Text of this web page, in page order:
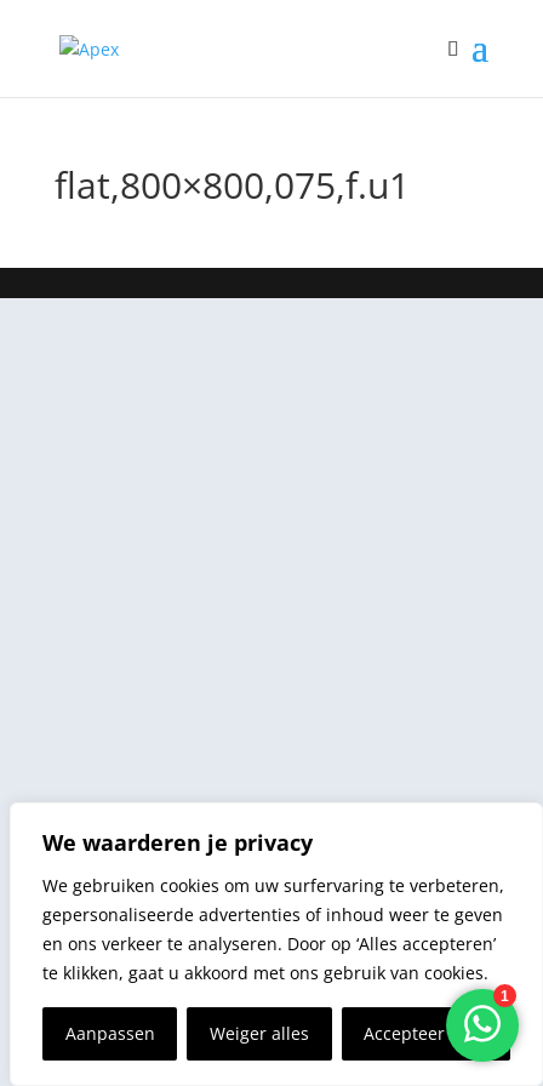
We waarderen je privacy
We gebruiken cookies om uw surfervaring te verbeteren,
gepersonaliseerde advertenties of inhoud weer te geven
en ons verkeer te analyseren. Door op ‘Alles accepteren’
te klikken, gaat u akkoord met ons gebruik van cookies.
Aanpassen Weiger alles Accepteer alles
flat,800×800,075,f.u1